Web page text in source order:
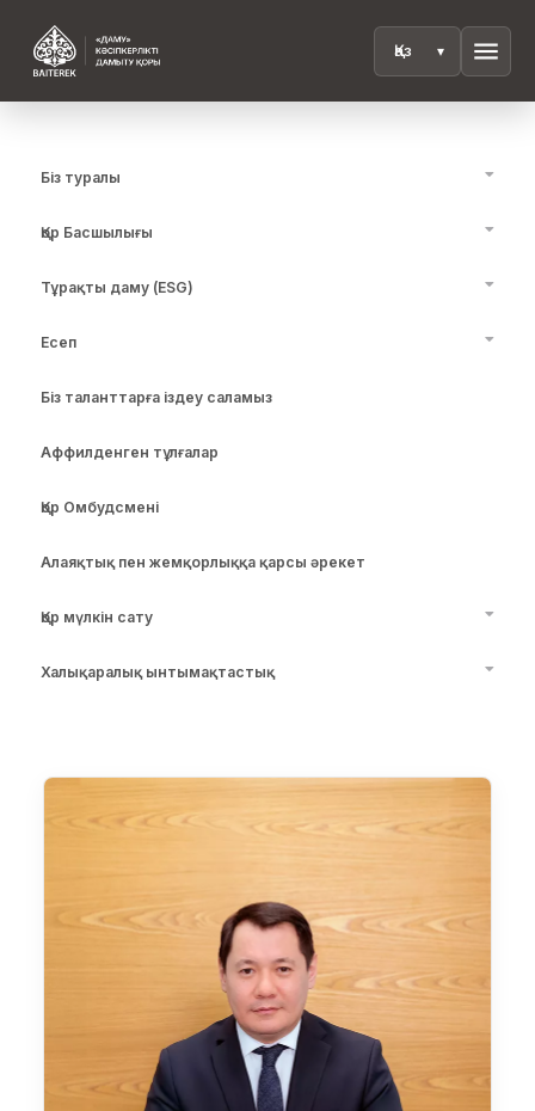
menu
Біз туралы
Қор Басшылығы
Тұрақты даму (ESG)
Есеп
Біз таланттарға іздеу саламыз
Аффилденген тұлғалар
Қор Омбудсмені
Алаяқтық пен жемқорлыққа қарсы әрекет
Қор мүлкін сату
Халықаралық ынтымақтастық